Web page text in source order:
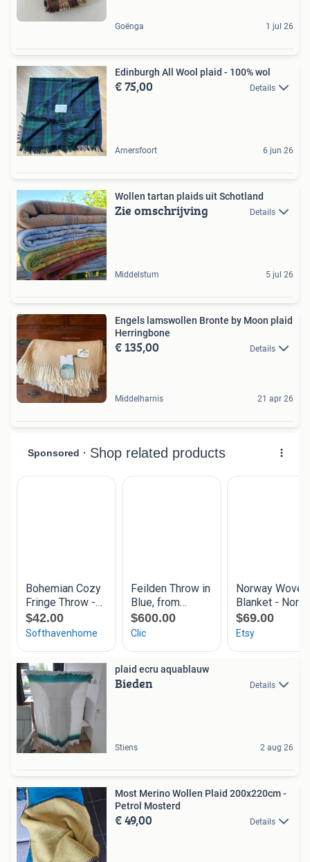
Goënga 1 jul 26
Edinburgh All Wool plaid - 100% wol
€ 75,00 Details
Amersfoort 6 jun 26
Wollen tartan plaids uit Schotland
Zie omschrijving Details
Middelstum 5 jul 26
Engels lamswollen Bronte by Moon plaid
Herringbone
€ 135,00 Details
Middelharnis 21 apr 26
plaid ecru aquablauw
Bieden Details
Stiens 2 aug 26
Most Merino Wollen Plaid 200x220cm -
Petrol Mosterd
€ 49,00 Details